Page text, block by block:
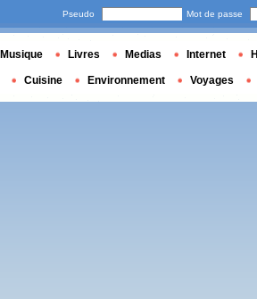
Pseudo Mot de passe
Musique Livres Medias Internet
Cuisine Environnement Voyages